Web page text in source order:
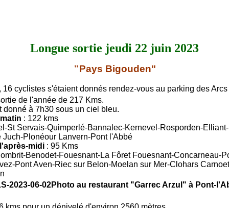
Longue sortie jeudi 22 juin 2023
"Pays Bigouden"
16 cyclistes s'étaient donnés rendez-vous au parking des
de l'année de 217 Kms.
donné à 7h30 sous un ciel bleu.
: 122 kms
St Servais-Quimperlé-Bannalec-Kernevel-Rosporden-
Juch-Plonéour Lanvern-Pont l'Abbé
midi : 95 Kms
Benodet-Fouesnant-La Fôret Fouesnant-Concarneau-
Pont Aven-Riec sur Belon-Moelan sur Mer-Clohars
Photo au restaurant "Garrec Arzul" à Pont-